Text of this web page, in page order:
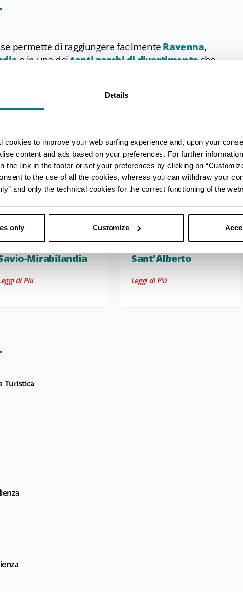
Details
cookies to improve your web surfing experience and, upon your
content and ads based on your preferences. For further
the link in the footer or set your preferences by clicking on
to the use of all the cookies, whereas you can withdraw your
and only the technical cookies for the correct functioning of the
only Customize
permette di raggiungere facilmente Ravenna,
o in uno deitanti parchi di divertimento che
notturna, imperdibili sono le vicini
Mirabilandia
di Più
Sant'Alberto
Leggi di Più
Turistica